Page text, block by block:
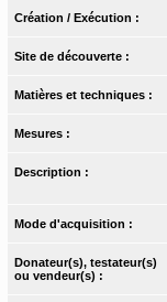
Création / Exécution :
Site de découverte :
Matières et techniques :
Mesures :
Description :
Mode d'acquisition :
Donateur(s), testateur(s)
ou vendeur(s) :